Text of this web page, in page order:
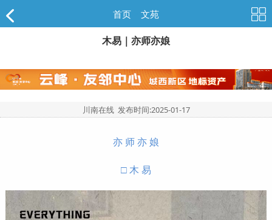
首页 文苑
木易｜亦师亦娘
川南在线 发布时间:2025-01-17
亦 师 亦 娘
□ 木 易